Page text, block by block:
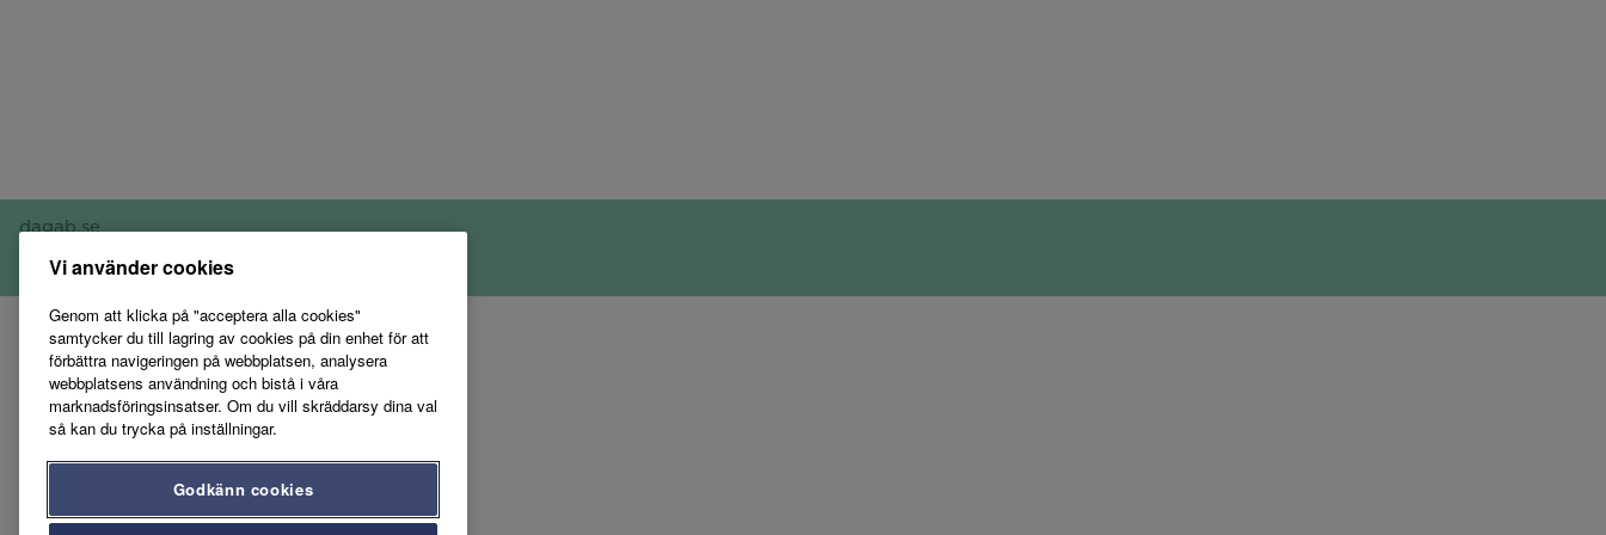
dagab.se
Vi använder cookies
Genom att klicka på "acceptera alla cookies"
samtycker du till lagring av cookies på din enhet för att
förbättra navigeringen på webbplatsen, analysera
webbplatsens användning och bistå i våra
marknadsföringsinsatser. Om du vill skräddarsy dina val
så kan du trycka på inställningar.
Godkänn cookies